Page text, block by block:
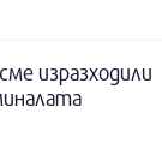
изразходили